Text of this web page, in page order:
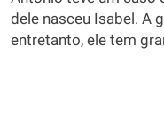
dele nasceu Isabel. A
entretanto, ele tem